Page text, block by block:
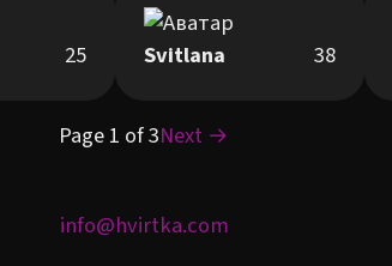
25 Svitlana 38
Page 1 of 3Next →
info@hvirtka.com